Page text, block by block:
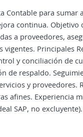
Contable para
continua.
a proveedores,
Principales
y conciliación de
de respaldo.
y
afines. Experiencia
SAP, no